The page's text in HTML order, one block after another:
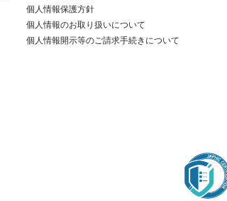
個人情報保護方針
個人情報のお取り扱いについて
個人情報開示等のご請求手続きについて